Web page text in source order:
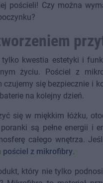
pościeli! Czy można
kwestia estetyki i
życiu. Pościel z
się bezpiecznie i
na kolejny dzień.
się w miękkim łóżku,
są pełne energii i
całego wnętrza.
pościel z mikrofibry.
który nie tylko